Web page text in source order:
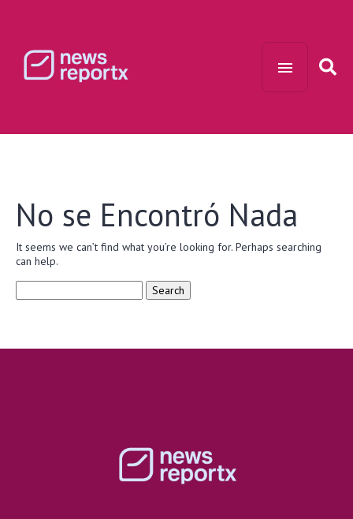
No se Encontró Nada
It seems we can’t find what you’re looking for. Perhaps searching
can help.